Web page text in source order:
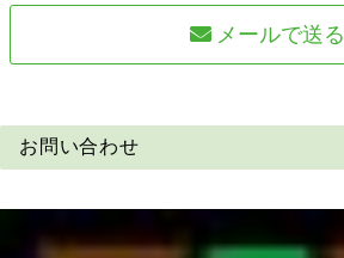
メールで送る
お問い合わせ